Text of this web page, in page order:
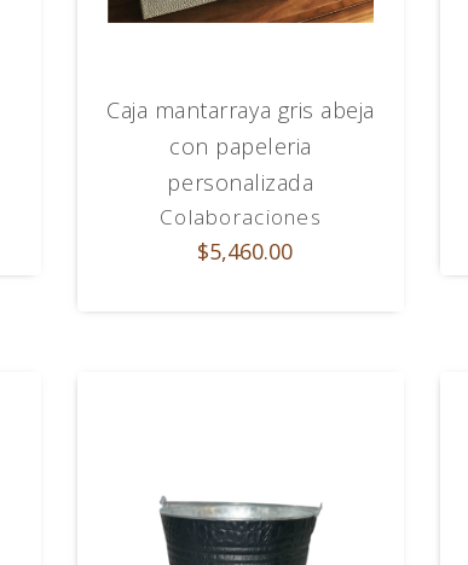
Caja mantarraya gris abeja
con papeleria
personalizada
Colaboraciones
$5,460.00